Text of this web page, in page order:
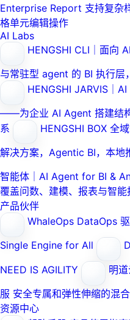
Enterprise Report 支持复杂
格单元编辑操作
AI Labs
HENGSHI CLI｜面向
与常驻型 agent 的 BI 执行
HENGSHI JARVIS｜
——为企业 AI Agent 搭建结
系
HENGSHI BOX 全
解决方案，Agentic BI，本地
智能体｜AI Agent for BI &
覆盖问数、建模、报表与智能
产品伙伴
WhaleOps DataOps
Single Engine for All
NEED IS AGILITY
明
服 安全专属和弹性伸缩的混
资源中心